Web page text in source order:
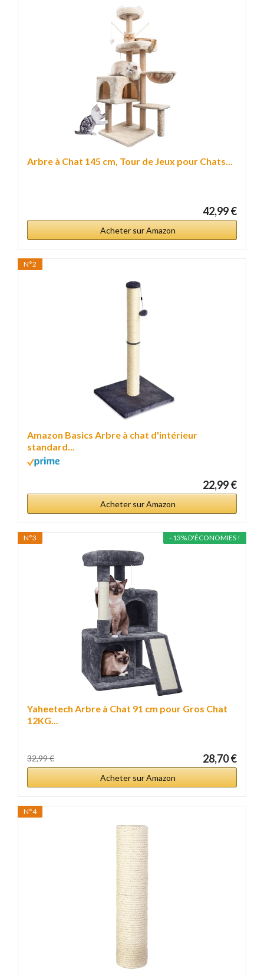
Arbre à Chat 145 cm, Tour de Jeux pour Chats...
42,99 €
Acheter sur Amazon
N°2
Amazon Basics Arbre à chat d'intérieur
standard...
22,99 €
Acheter sur Amazon
- 13% D'ÉCONOMIES !
N°3
Yaheetech Arbre à Chat 91 cm pour Gros Chat
12KG...
32,99 € 28,70 €
Acheter sur Amazon
N°4